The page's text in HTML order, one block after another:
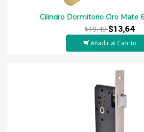
Cilindro Dormitorio Oro Mate
$19,49$13,64
Añadir al Carrito